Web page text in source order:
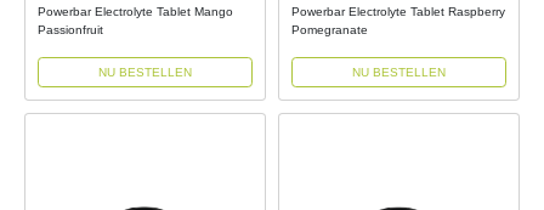
Powerbar Electrolyte Tablet Mango
Passionfruit
NU BESTELLEN
Powerbar Electrolyte Tablet Raspberry
Pomegranate
NU BESTELLEN